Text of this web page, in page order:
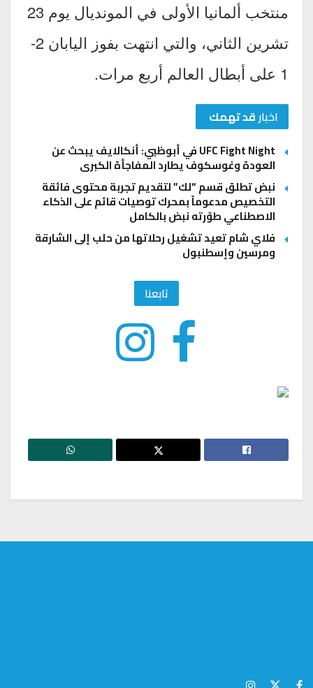
منتخب ألمانيا الأولى في المونديال يوم 23
تشرين الثاني، والتي انتهت بفوز اليابان 2-
1 على أبطال العالم أربع مرات.
اخبارقد تهمك
UFC Fight Night في أبوظبي: أنكالايف يبحث عن
العودة وغوسكوف يطارد المفاجأة الكبرى
نبض تطلق قسم “لك” لتقديم تجربة محتوى فائقة
التخصيص مدعوماً بمحرك توصيات قائم على الذكاء
الاصطناعي طوّرته نبض بالكامل
فلاي شام تعيد تشغيل رحلاتها من حلب إلى الشارقة
ومرسين وإسطنبول
تابعنا